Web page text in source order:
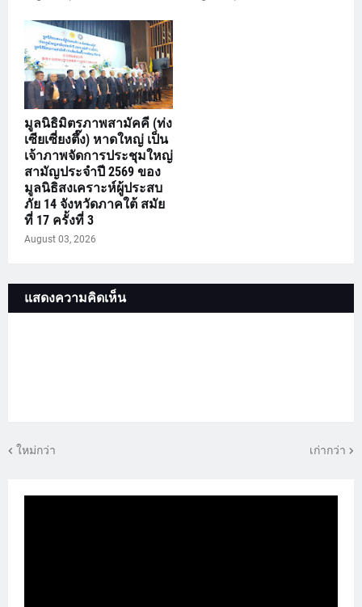
มูลนิธิมิตรภาพสามัคคี (ท่ง
เซียเซี่ยงตึ๊ง) หาดใหญ่ เป็น
เจ้าภาพจัดการประชุมใหญ่
สามัญประจำปี 2569 ของ
มูลนิธิสงเคราะห์ผู้ประสบ
ภัย 14 จังหวัดภาคใต้ สมัย
ที่ 17 ครั้งที่ 3
August 03, 2026
แสดงความคิดเห็น
ใหม่กว่า เก่ากว่า